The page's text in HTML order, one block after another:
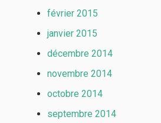
février 2015
janvier 2015
décembre 2014
novembre 2014
octobre 2014
septembre 2014